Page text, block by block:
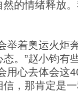
的情绪释放
着奥运火炬
。”赵小钧有
用心去体会这
，那肯定是